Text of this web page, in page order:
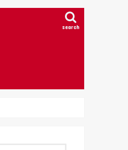
search